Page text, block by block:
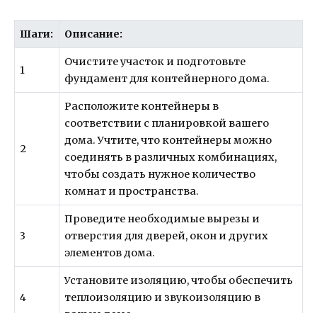
Шаги: Описание:
1
Очистите участок и подготовьте
фундамент для контейнерного дома.
2
Расположите контейнеры в
соответствии с планировкой вашего
дома. Учтите, что контейнеры можно
соединять в различных комбинациях,
чтобы создать нужное количество
комнат и пространства.
3
Проведите необходимые вырезы и
отверстия для дверей, окон и других
элементов дома.
4
Установите изоляцию, чтобы обеспечить
теплоизоляцию и звукоизоляцию в